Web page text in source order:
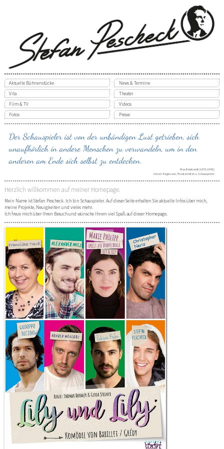
Aktuelle Bühnenstücke
News & Termine
Vita
Theater
Film & TV
Videos
Fotos
Presse
Der Schauspieler ist von der unbändigen Lust getrieben, sich
unaufhörlich in andere Menschen zu verwandeln, um in den
anderen am Ende sich selbst zu entdecken.
Max Reinhardt(1873-1943),
österr. Regisseur, Theaterleiter u. Schauspieler
Herzlich willkommen auf meiner Homepage.
Mein Name ist Stefan Pescheck. Ich bin Schauspieler. Auf dieser Seite erhalten Sie aktuelle Infos über mich,
meine Projekte, Neuigkeiten und vieles mehr.
Ich freue mich über Ihren Besuch und wünsche Ihnen viel Spaß auf dieser Homepage.